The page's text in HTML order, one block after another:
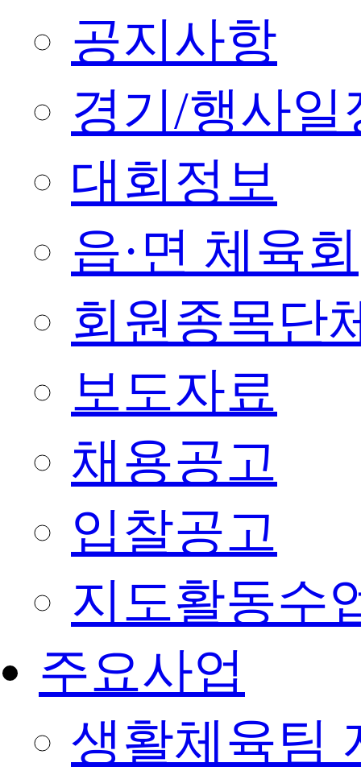
공지사항
경기/행사일
대회정보
읍·면 체육회
회원종목단
보도자료
채용공고
입찰공고
지도활동수
주요사업
생활체육팀